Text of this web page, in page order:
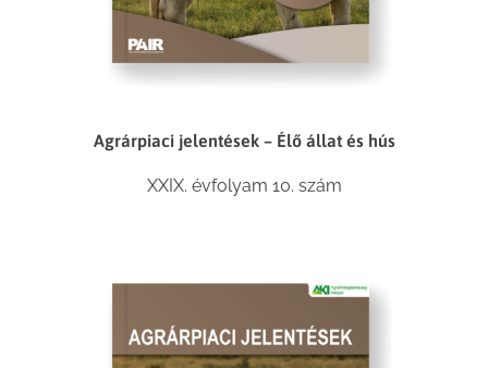
Agrárpiaci jelentések – Élő állat és hús
XXIX. évfolyam 10. szám